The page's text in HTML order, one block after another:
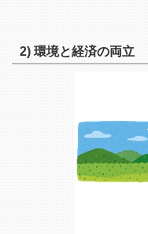
2) 環境と経済の両立